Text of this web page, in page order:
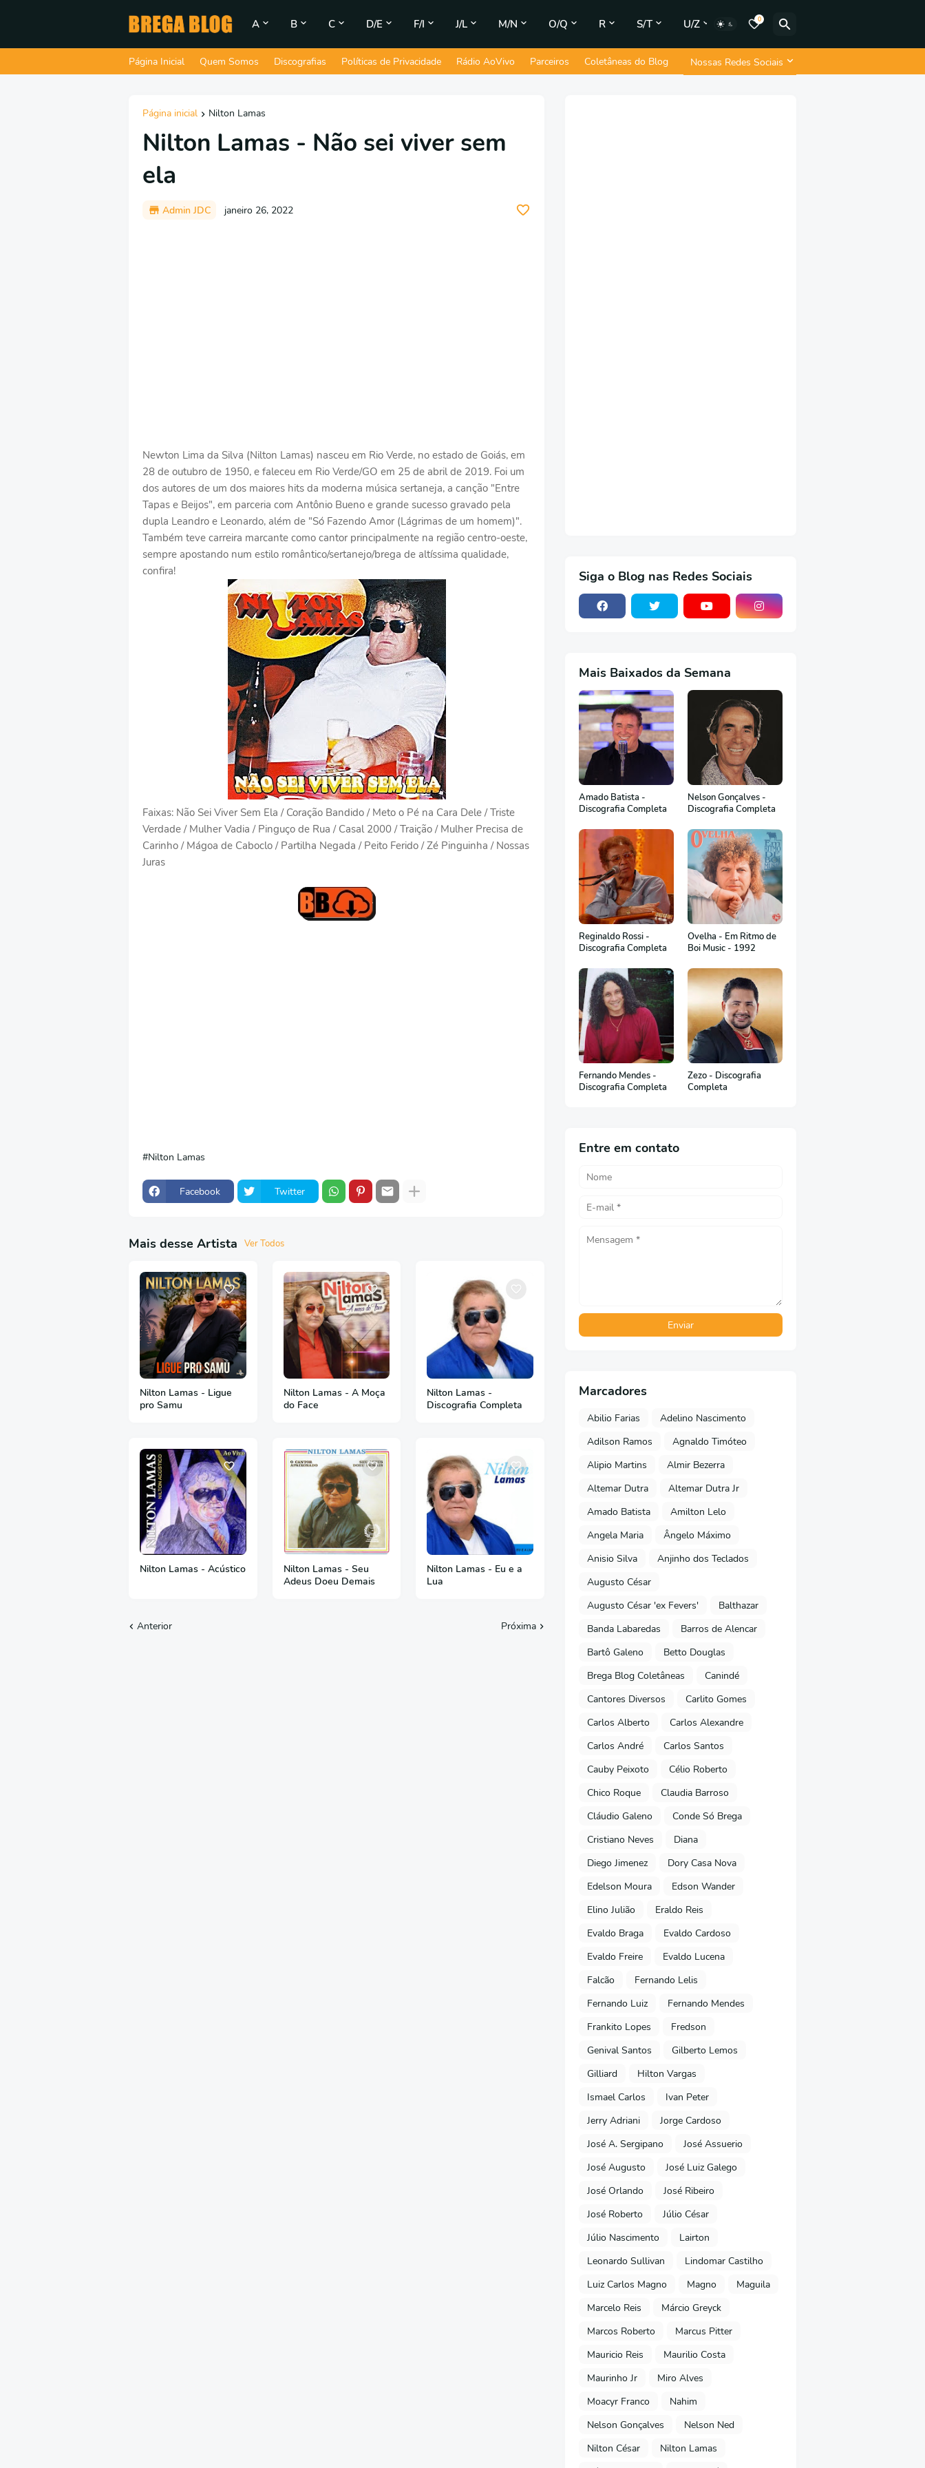
A B C D/E F/I J/L M/N O/Q R S/T U/Z 0
Página Inicial Quem Somos Discografias Políticas de Privacidade Rádio AoVivo Parceiros Coletâneas do Blog Nossas Redes Sociais
Página inicial Nilton Lamas
Nilton Lamas - Não sei viver sem
ela
Admin JDC janeiro 26, 2022
Newton Lima da Silva (Nilton Lamas) nasceu em Rio Verde, no estado de Goiás, em
28 de outubro de 1950, e faleceu em Rio Verde/GO em 25 de abril de 2019. Foi um
dos autores de um dos maiores hits da moderna música sertaneja, a canção "Entre
Tapas e Beijos", em parceria com Antônio Bueno e grande sucesso gravado pela
dupla Leandro e Leonardo, além de "Só Fazendo Amor (Lágrimas de um homem)".
Também teve carreira marcante como cantor principalmente na região centro-oeste,
sempre apostando num estilo romântico/sertanejo/brega de altíssima qualidade,
confira!
Faixas: Não Sei Viver Sem Ela / Coração Bandido / Meto o Pé na Cara Dele / Triste
Verdade / Mulher Vadia / Pinguço de Rua / Casal 2000 / Traição / Mulher Precisa de
Carinho / Mágoa de Caboclo / Partilha Negada / Peito Ferido / Zé Pinguinha / Nossas
Juras
Nilton Lamas
Facebook Twitter
Mais desse Artista Ver Todos
Nilton Lamas - Ligue
pro Samu
Nilton Lamas - A Moça
do Face
Nilton Lamas -
Discografia Completa
Nilton Lamas - Acústico
Nilton Lamas - Seu
Adeus Doeu Demais
Nilton Lamas - Eu e a
Lua
Anterior Próxima
Siga o Blog nas Redes Sociais
Mais Baixados da Semana
Amado Batista -
Discografia Completa
Nelson Gonçalves -
Discografia Completa
Reginaldo Rossi -
Discografia Completa
Ovelha - Em Ritmo de
Boi Music - 1992
Fernando Mendes -
Discografia Completa
Zezo - Discografia
Completa
Entre em contato
Marcadores
Abilio Farias
Adelino Nascimento
Adilson Ramos
Agnaldo Timóteo
Alipio Martins
Almir Bezerra
Altemar Dutra
Altemar Dutra Jr
Amado Batista
Amilton Lelo
Angela Maria
Ângelo Máximo
Anisio Silva
Anjinho dos Teclados
Augusto César
Augusto César 'ex Fevers'
Balthazar
Banda Labaredas
Barros de Alencar
Bartô Galeno
Betto Douglas
Brega Blog Coletâneas
Canindé
Cantores Diversos
Carlito Gomes
Carlos Alberto
Carlos Alexandre
Carlos André
Carlos Santos
Cauby Peixoto
Célio Roberto
Chico Roque
Claudia Barroso
Cláudio Galeno
Conde Só Brega
Cristiano Neves
Diana
Diego Jimenez
Dory Casa Nova
Edelson Moura
Edson Wander
Elino Julião
Eraldo Reis
Evaldo Braga
Evaldo Cardoso
Evaldo Freire
Evaldo Lucena
Falcão
Fernando Lelis
Fernando Luiz
Fernando Mendes
Frankito Lopes
Fredson
Genival Santos
Gilberto Lemos
Gilliard
Hilton Vargas
Ismael Carlos
Ivan Peter
Jerry Adriani
Jorge Cardoso
José A. Sergipano
José Assuerio
José Augusto
José Luiz Galego
José Orlando
José Ribeiro
José Roberto
Júlio César
Júlio Nascimento
Lairton
Leonardo Sullivan
Lindomar Castilho
Luiz Carlos Magno
Magno
Maguila
Marcelo Reis
Márcio Greyck
Marcos Roberto
Marcus Pitter
Mauricio Reis
Maurilio Costa
Maurinho Jr
Miro Alves
Moacyr Franco
Nahim
Nelson Gonçalves
Nelson Ned
Nilton César
Nilton Lamas